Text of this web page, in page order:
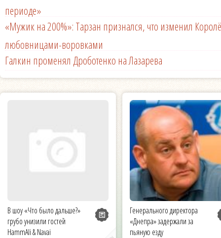
периоде»
«Мужик на 200%»: Тарзан признался, что изменил
любовницами-воровками
Галкин променял Дроботенко на Лазарева
В шоу «Что было дальше?»
грубо унизили гостей
HammAli & Navai
Генерального директора
«Днепра» задержали за
пьяную езду